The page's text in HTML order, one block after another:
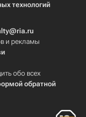
технологий
и рекламы
обо всех
обратной